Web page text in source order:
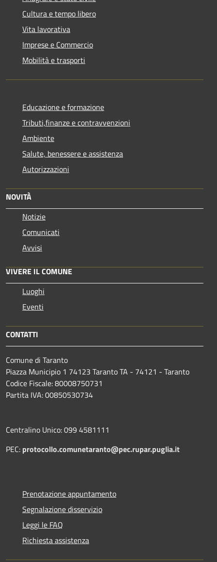
Cultura e tempo libero
Vita lavorativa
Imprese e Commercio
Mobilità e trasporti
Educazione e formazione
Tributi,finanze e contravvenzioni
Ambiente
Salute, benessere e assistenza
Autorizzazioni
NOVITÀ
Notizie
Comunicati
Avvisi
VIVERE IL COMUNE
Luoghi
Eventi
CONTATTI
Comune di Taranto
Piazza Municipio 1 74123 Taranto TA - 74121 - Taranto
Codice Fiscale: 80008750731
Partita IVA: 00850530734
Centralino Unico: 099 4581111
PEC: protocollo.comunetaranto@pec.rupar.puglia.it
Prenotazione appuntamento
Segnalazione disservizio
Leggi le FAQ
Richiesta assistenza